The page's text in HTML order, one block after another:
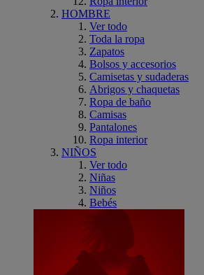
HOMBRE
Ver todo
Toda la ropa
Zapatos
Bolsos y accesorios
Camisetas y sudaderas
Abrigos y chaquetas
Ropa de baño
Camisas
Pantalones
Ropa interior
NIÑOS
Ver todo
Niñas
Niños
Bebés